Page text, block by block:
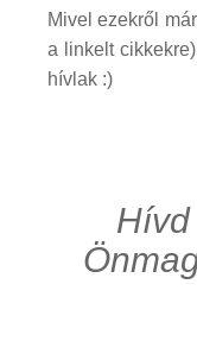
Mivel ezekről
a linkelt
hívlak :)